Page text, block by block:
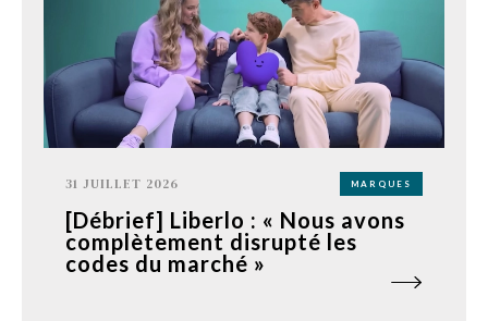
31 JUILLET 2026 MARQUES
[Débrief] Liberlo : « Nous avons
complètement disrupté les
codes du marché »